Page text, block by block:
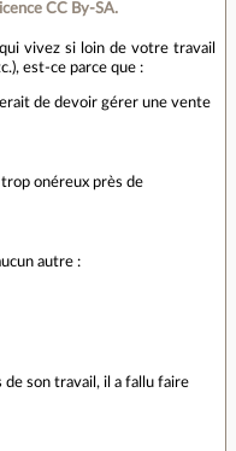
CC By‑SA.
vivez si loin de votre travail
est‐ce parce que :
de devoir gérer une vente
onéreux près de
autre :
son travail, il a fallu faire